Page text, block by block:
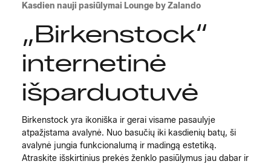
Kasdien nauji pasiūlymai Lounge by Zalando
„Birkenstock“
internetinė
išparduotuvė
Birkenstock yra ikoniška ir gerai visame pasaulyje
atpažįstama avalynė. Nuo basučių iki kasdienių batų, ši
avalynė jungia funkcionalumą ir madingą estetiką.
Atraskite išskirtinius prekės ženklo pasiūlymus jau dabar ir